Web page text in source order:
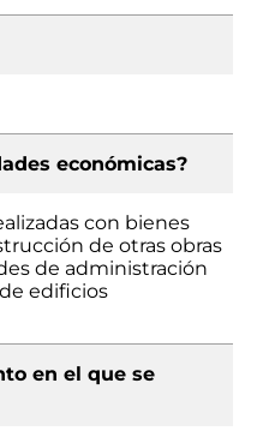
económicas?
con bienes
de otras obras
de administración
edificios
en el que se